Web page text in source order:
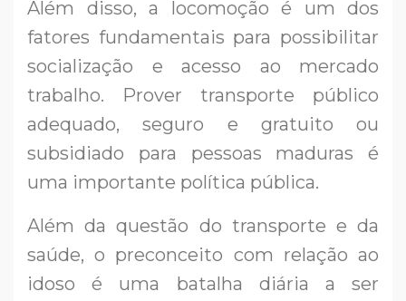
Além disso, a locomoção é um dos
fatores fundamentais para possibilitar
socialização e acesso ao mercado
trabalho. Prover transporte público
adequado, seguro e gratuito ou
subsidiado para pessoas maduras é
uma importante política pública.
Além da questão do transporte e da
saúde, o preconceito com relação ao
idoso é uma batalha diária a ser